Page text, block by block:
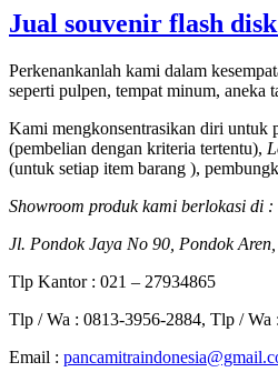
Jual souvenir flash
Perkenankanlah kami dalam
seperti pulpen, tempat minum, aneka
Kami mengkonsentrasikan diri untuk
(pembelian dengan kriteria tertentu),
(untuk setiap item barang ),
Showroom produk kami berlokasi di :
Jl. Pondok Jaya No 90, Pondok
Tlp Kantor : 021 – 27934865
Tlp / Wa : 0813-3956-2884, Tlp / Wa
Email :